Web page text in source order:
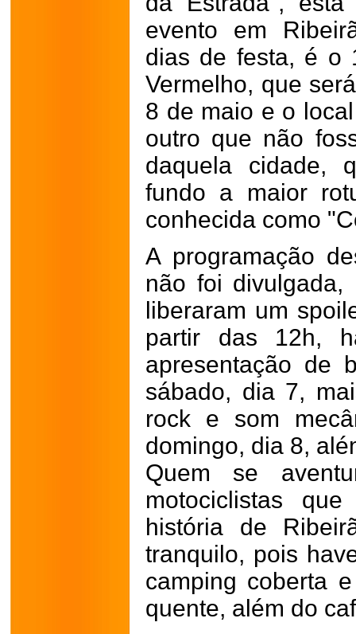
evento em
dias de festa, é o
Vermelho, que
8 de maio e o
outro que não
daquela cidade,
fundo a maior
conhecida como
A programação
não foi divulgada,
liberaram um
partir das 12h,
apresentação de
sábado, dia 7,
rock e som
domingo, dia 8,
Quem se
motociclistas
história de
tranquilo, pois
camping coberta
quente, além do